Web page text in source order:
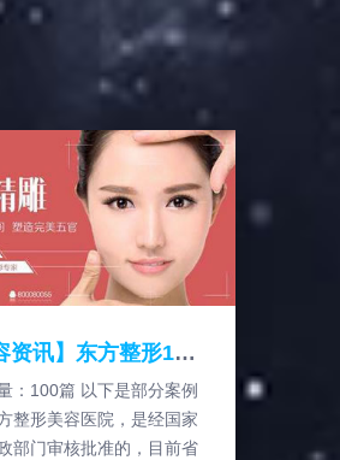
【美容资讯】东方整形10年盛典软文推广案
：100篇 以下是部分案例
整形美容医院，是经国家
部门审核批准的，目前省